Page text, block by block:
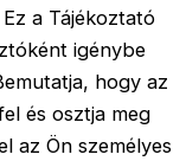
a Tájékoztató
igénybe
hogy az
és osztja meg
az Ön személyes